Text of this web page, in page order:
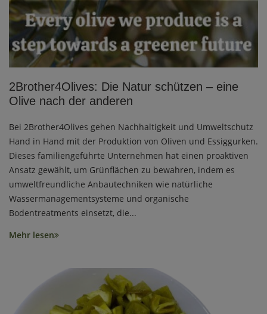
2Brother4Olives: Die Natur schützen – eine
Olive nach der anderen
Bei 2Brother4Olives gehen Nachhaltigkeit und Umweltschutz
Hand in Hand mit der Produktion von Oliven und Essiggurken.
Dieses familiengeführte Unternehmen hat einen proaktiven
Ansatz gewählt, um Grünflächen zu bewahren, indem es
umweltfreundliche Anbautechniken wie natürliche
Wassermanagementsysteme und organische
Bodentreatments einsetzt, die...
Mehr lesen